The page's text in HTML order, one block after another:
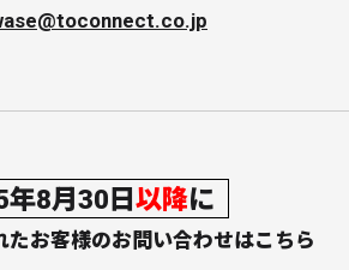
8月30日 以降に
たお客様のお問い合わせはこちら